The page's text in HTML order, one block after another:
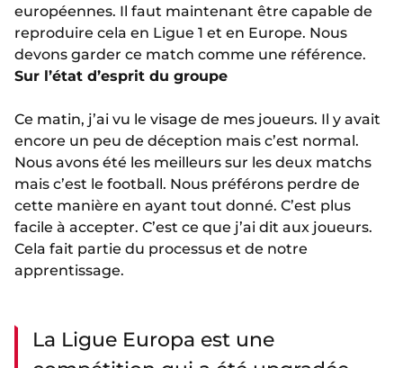
européennes. Il faut maintenant être capable de
reproduire cela en Ligue 1 et en Europe. Nous
devons garder ce match comme une référence.
Sur l’état d’esprit du groupe
Ce matin, j’ai vu le visage de mes joueurs. Il y avait
encore un peu de déception mais c’est normal.
Nous avons été les meilleurs sur les deux matchs
mais c’est le football. Nous préférons perdre de
cette manière en ayant tout donné. C’est plus
facile à accepter. C’est ce que j’ai dit aux joueurs.
Cela fait partie du processus et de notre
apprentissage.
La Ligue Europa est une